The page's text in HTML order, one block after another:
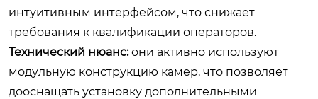
интуитивным интерфейсом, что снижает
требования к квалификации операторов.
Технический нюанс:они активно используют
модульную конструкцию камер, что позволяет
дооснащать установку дополнительными